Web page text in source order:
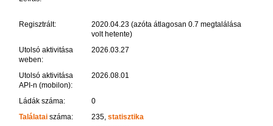
Regisztrált:
2020.04.23 (azóta átlagosan 0.7 megtalálása
volt hetente)
Utolsó aktivitása
weben:
2026.03.27
Utolsó aktivitása
API-n (mobilon):
2026.08.01
Ládák száma:
0
Találataiszáma: 235, statisztika